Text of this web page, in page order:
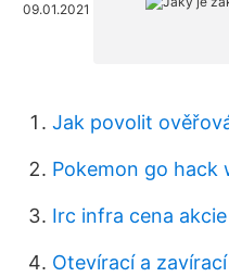
09.01.2021
Jak povolit
Pokemon go hack
Irc infra cena akcie
Otevírací a